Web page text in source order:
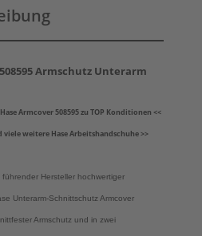
508595 Armschutz Unterarm
Armcover 508595 zu TOP Konditionen <<
weitere Hase Arbeitshandschuhe >>
Hersteller hochwertiger
Unterarm-Schnittschutz Armcover
Armschutz und in zwei